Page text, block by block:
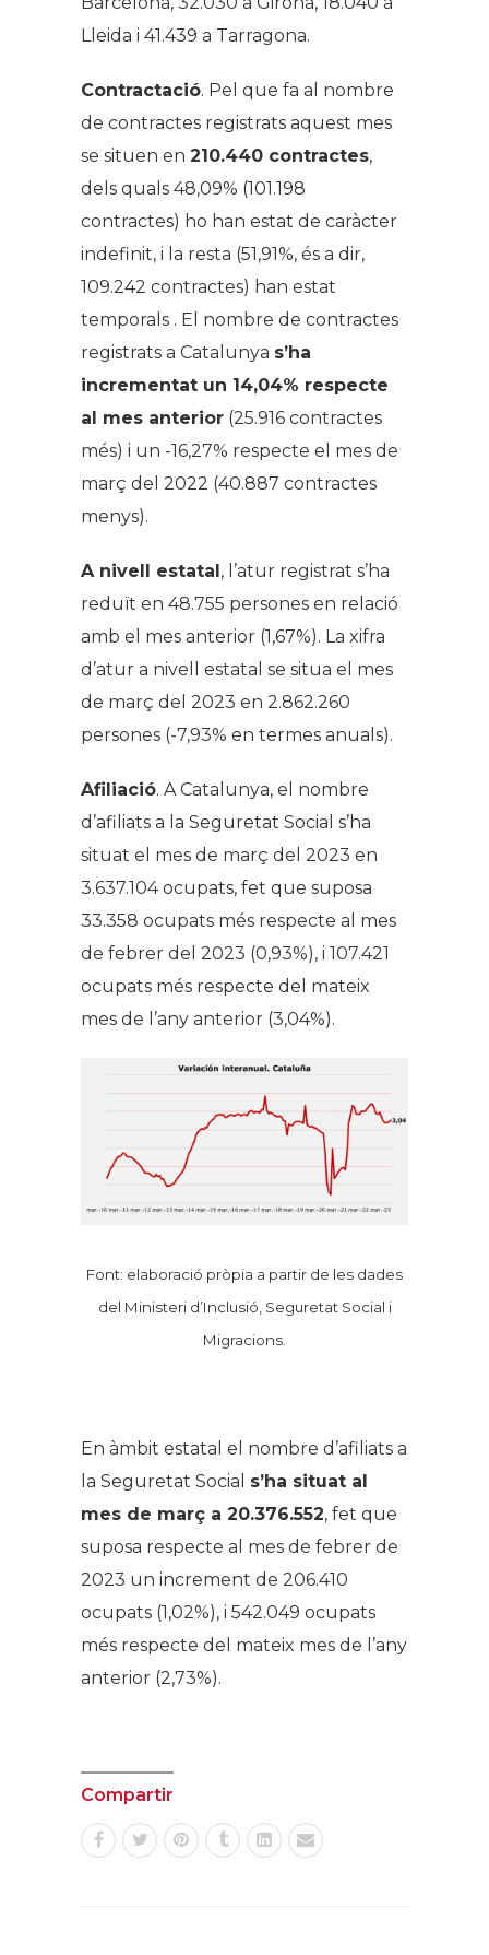
Lleida i 41.439 a Tarragona.
Contractació. Pel que fa al nombre
de contractes registrats aquest mes
se situen en 210.440 contractes,
dels quals 48,09% (101.198
contractes) ho han estat de caràcter
indefinit, i la resta (51,91%, és a dir,
109.242 contractes) han estat
temporals . El nombre de contractes
registrats a Catalunya s’ha
incrementat un 14,04% respecte
al mes anterior (25.916 contractes
més) i un -16,27% respecte el mes de
març del 2022 (40.887 contractes
menys).
A nivell estatal , l’atur registrat s’ha
reduït en 48.755 persones en relació
amb el mes anterior (1,67%). La xifra
d’atur a nivell estatal se situa el mes
de març del 2023 en 2.862.260
persones (-7,93% en termes anuals).
Afiliació. A Catalunya, el nombre
d’afiliats a la Seguretat Social s’ha
situat el mes de març del 2023 en
3.637.104 ocupats, fet que suposa
33.358 ocupats més respecte al mes
de febrer del 2023 (0,93%), i 107.421
ocupats més respecte del mateix
mes de l’any anterior (3,04%).
Font: elaboració pròpia a partir de les dades
del Ministeri d’Inclusió, Seguretat Social i
Migracions.
En àmbit estatal el nombre d’afiliats a
la Seguretat Social s’ha situat al
mes de març a 20.376.552, fet que
suposa respecte al mes de febrer de
2023 un increment de 206.410
ocupats (1,02%), i 542.049 ocupats
més respecte del mateix mes de l’any
anterior (2,73%).
Compartir